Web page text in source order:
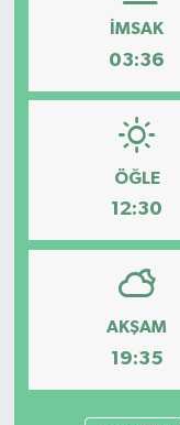
İMSAK
03:36
ÖĞLE
12:30
AKŞAM
19:35
Finans
Gayrimenkul
GÜNDEM